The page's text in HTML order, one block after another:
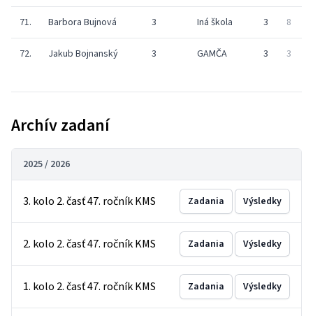
71. Barbora Bujnová 3 Iná škola 3 8
72. Jakub Bojnanský 3 GAMČA 3 3
Archív zadaní
2025 / 2026
3. kolo 2. časť 47. ročník KMS Zadania Výsledky
2. kolo 2. časť 47. ročník KMS Zadania Výsledky
1. kolo 2. časť 47. ročník KMS Zadania Výsledky